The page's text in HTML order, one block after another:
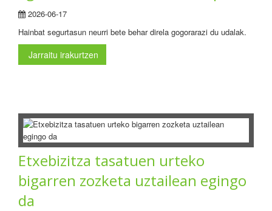
2026-06-17
Hainbat segurtasun neurri bete behar direla gogorarazi du udalak.
Jarraitu irakurtzen
Etxebizitza tasatuen urteko
bigarren zozketa uztailean egingo
da